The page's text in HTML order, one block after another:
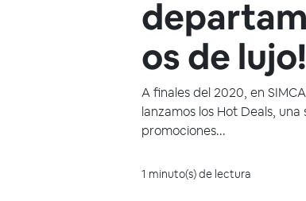
os de lujo!
A finales del 2020, en
lanzamos los Hot Deals, una
promociones...
1 minuto(s) de lectura